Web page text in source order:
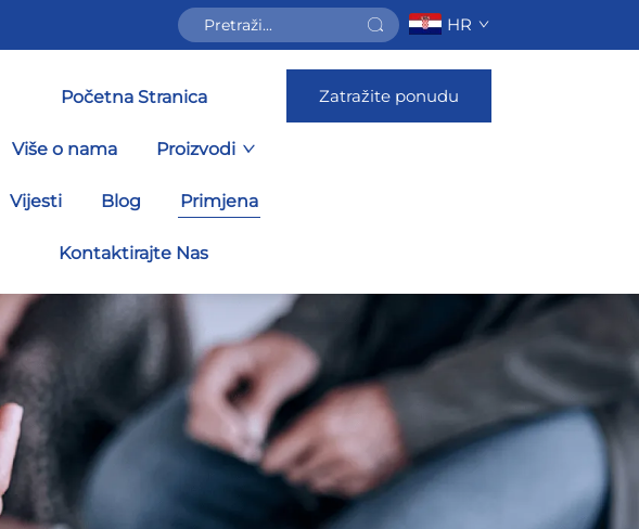
HR
Početna Stranica
Više o nama Proizvodi
Vijesti Blog Primjena
Kontaktirajte Nas
Zatražite ponudu